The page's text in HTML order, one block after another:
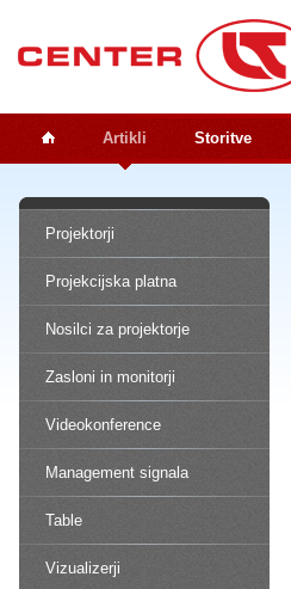
Artikli Storitve
Projektorji
Projekcijska platna
Nosilci za projektorje
Zasloni in monitorji
Videokonference
Management signala
Table
Vizualizerji